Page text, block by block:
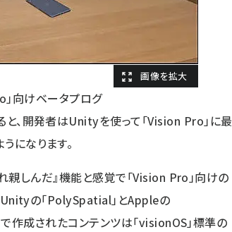
向けベータプログ
と、開発者はUnityを使って「Vision Pro」に最
になります。
しんだ』機能と感覚で「Vision Pro」向けの
Unityの「PolySpatial」とAppleの
作成されたコンテンツは「visionOS」標準の